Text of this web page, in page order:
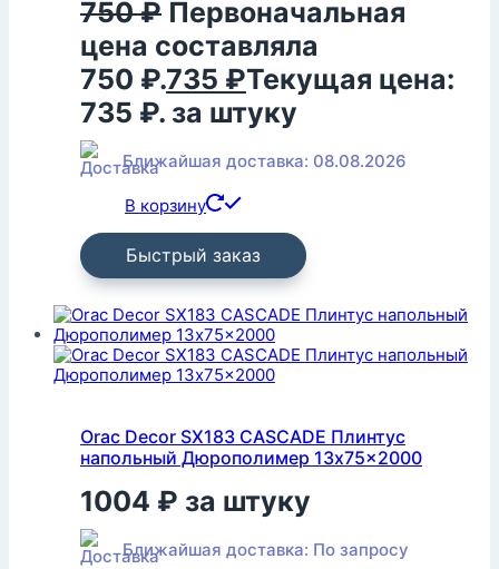
750₽ Первоначальная
цена составляла
750 ₽.735 ₽Текущая цена:
735 ₽. за штуку
Ближайшая доставка: 08.08.2026
В корзину
Быстрый заказ
Orac Decor SX183 CASCADE Плинтус
напольный Дюрополимер 13x75x2000
1004 ₽ за штуку
Ближайшая доставка: По запросу